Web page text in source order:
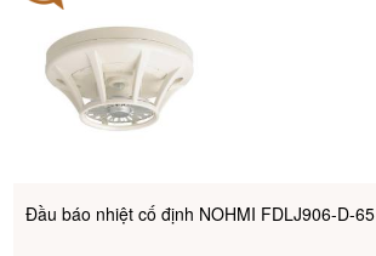
Đầu báo nhiệt cố định NOHMI FDLJ906-D-65